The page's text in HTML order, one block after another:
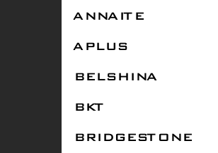
ANNAITE
APLUS
BELSHINA
BKT
BRIDGESTONE